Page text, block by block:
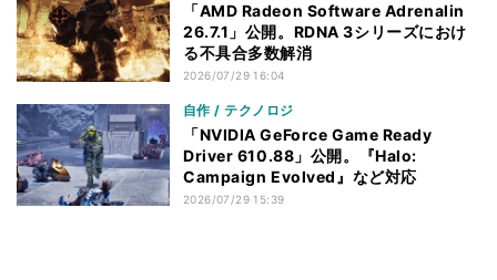
「AMD Radeon Software Adrenalin
26.7.1」公開。RDNA 3シリーズにおけ
る不具合多数解消
2026/07/29 16:04
自作 / テクノロジ
「NVIDIA GeForce Game Ready
Driver 610.88」公開。『Halo:
Campaign Evolved』など対応
2026/07/29 15:39